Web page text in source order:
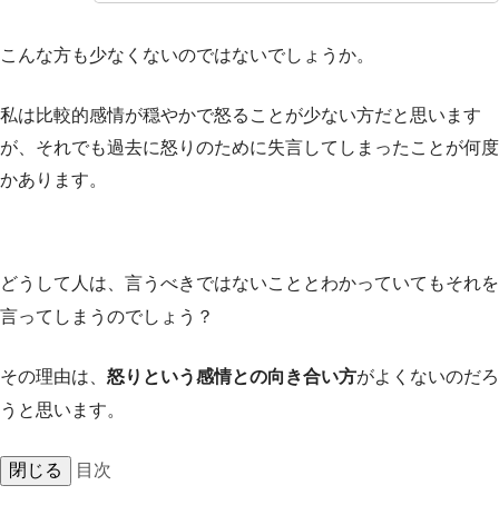
こんな方も少なくないのではないでしょうか。
私は比較的感情が穏やかで怒ることが少ない方だと思います
が、それでも過去に怒りのために失言してしまったことが何度
かあります。
どうして人は、言うべきではないこととわかっていてもそれを
言ってしまうのでしょう？
その理由は、 怒りという感情との向き合い方がよくないのだろ
うと思います。
閉じる 目次